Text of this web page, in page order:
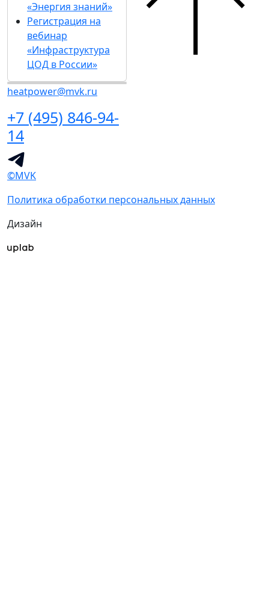
«Энергия знаний»
Регистрация на
вебинар
«Инфраструктура
ЦОД в России»
heatpower@mvk.ru
+7 (495) 846-94-
14
©MVK
Политика обработки персональных данных
Дизайн